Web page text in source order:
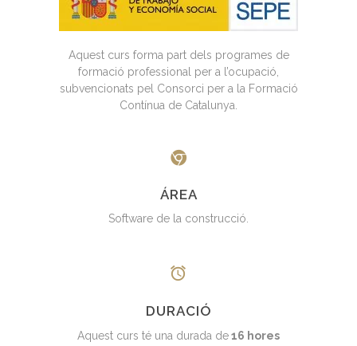
Aquest curs forma part dels programes de
formació professional per a l’ocupació,
subvencionats pel Consorci per a la Formació
Contínua de Catalunya.
ÁREA
Software de la construcció.
DURACIÓ
Aquest curs té una durada de16 hores